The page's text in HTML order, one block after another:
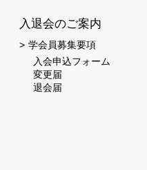
入退会のご案内
学会員募集要項
入会申込フォーム
変更届
退会届